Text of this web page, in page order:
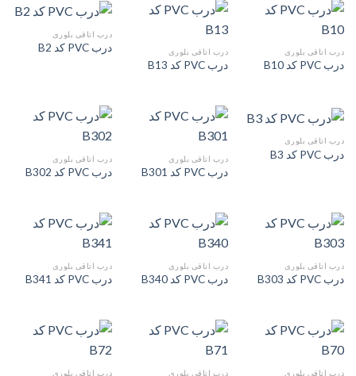
درب اتاقی بلوری
درب PVC کد B10
درب اتاقی بلوری
درب PVC کد B13
درب اتاقی بلوری
درب PVC کد B2
درب اتاقی بلوری
درب PVC کد B3 درب اتاقی بلوری
درب PVC کد B301
درب اتاقی بلوری
درب PVC کد B302
درب اتاقی بلوری
درب PVC کد B303
درب اتاقی بلوری
درب PVC کد B340
درب اتاقی بلوری
درب PVC کد B341
درب اتاقی بلوری درب اتاقی بلوری درب اتاقی بلوری